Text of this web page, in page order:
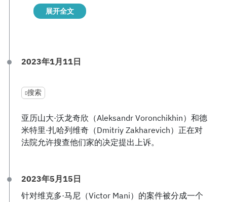
展开全文
2023年1月11日
搜索
亚历山大·沃龙奇欣（Aleksandr Voronchikhin）和德
米特里·扎哈列维奇（Dmitriy Zakharevich）正在对
法院允许搜查他们家的决定提出上诉。
2023年5月15日
针对维克多·马尼（Victor Mani）的案件被分成一个